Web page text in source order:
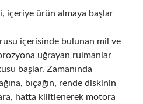
içeriye ürün almaya başlar
içerisinde bulunan mil ve
uğrayan rulmanlar
başlar. Zamanında
bıçağın, rende diskinin
hatta kilitlenerek motora